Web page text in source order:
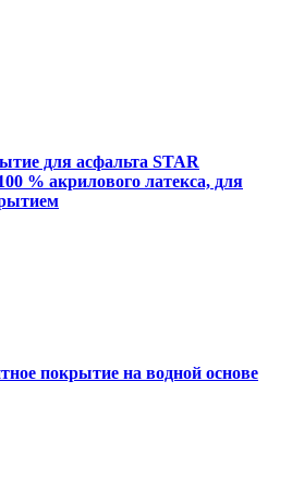
для асфальта STAR
% акрилового латекса, для
покрытие на водной основе